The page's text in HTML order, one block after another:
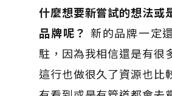
什麼想要新嘗試的想法或
品牌呢？ 新的品牌一定
駐，因為我相信還是有很
這行也做很久了資源也比